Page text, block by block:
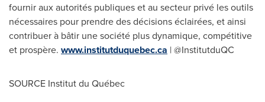
fournir aux autorités publiques et au secteur privé les outils
nécessaires pour prendre des décisions éclairées, et ainsi
contribuer à bâtir une société plus dynamique, compétitive
et prospère. www.institutduquebec.ca | @InstitutduQC
SOURCE Institut du Québec